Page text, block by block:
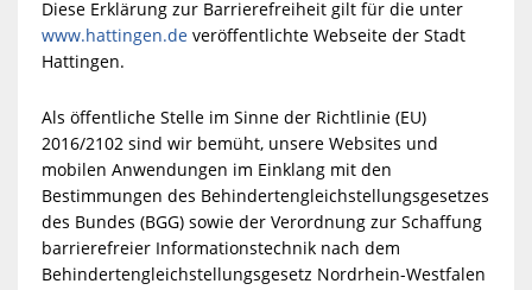
Diese Erklärung zur Barrierefreiheit gilt für die unter
www.hattingen.deveröffentlichte Webseite der Stadt
Hattingen.
Als öffentliche Stelle im Sinne der Richtlinie (EU)
2016/2102 sind wir bemüht, unsere Websites und
mobilen Anwendungen im Einklang mit den
Bestimmungen des Behindertengleichstellungsgesetzes
des Bundes (BGG) sowie der Verordnung zur Schaffung
barrierefreier Informationstechnik nach dem
Behindertengleichstellungsgesetz Nordrhein-Westfalen